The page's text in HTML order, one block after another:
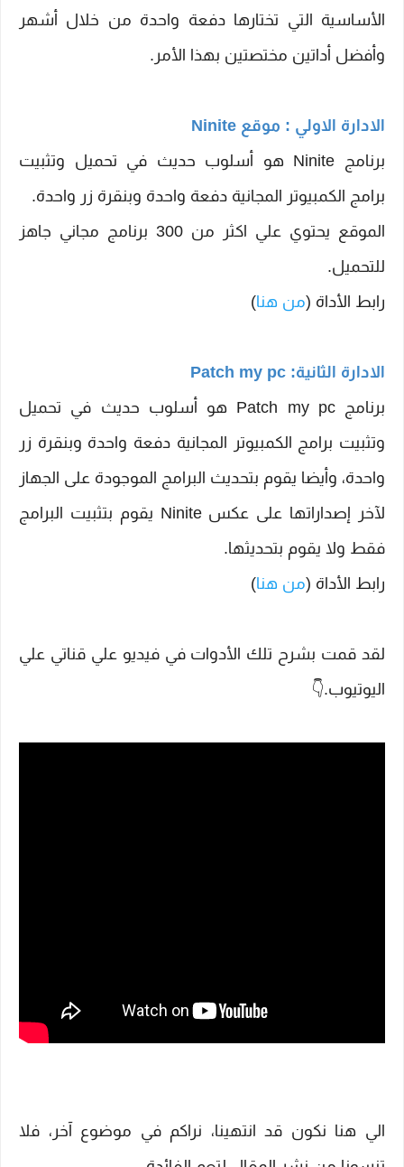
الأساسية التي تختارها دفعة واحدة من خلال أشهر
وأفضل أداتين مختصتين بهذا الأمر.
الادارة الاولي : موقع Ninite
برنامج Ninite هو أسلوب حديث في تحميل وتثبيت
برامج الكمبيوتر المجانية دفعة واحدة وبنقرة زر واحدة.
الموقع يحتوي علي اكثر من 300 برنامج مجاني جاهز
للتحميل.
رابط الأداة (من هنا)
الادارة الثانية: Patch my pc
برنامج Patch my pc هو أسلوب حديث في تحميل
وتثبيت برامج الكمبيوتر المجانية دفعة واحدة وبنقرة زر
واحدة، وأيضا يقوم بتحديث البرامج الموجودة على الجهاز
لآخر إصداراتها على عكس Ninite يقوم بتثبيت البرامج
فقط ولا يقوم بتحديثها.
رابط الأداة (من هنا)
لقد قمت بشرح تلك الأدوات في فيديو علي قناتي علي
اليوتيوب.👇
الي هنا نكون قد انتهينا، نراكم في موضوع آخر، فلا